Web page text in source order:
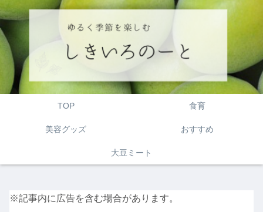
TOP 食育
美容グッズ おすすめ
大豆ミート
※記事内に広告を含む場合があります。